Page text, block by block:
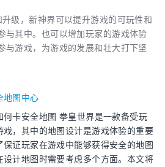
级，新神界可以提升游戏的可玩性和
与其中。也可以增加玩家的游戏体验
与游戏，为游戏的发展和壮大打下坚
地图中心
何卡安全地图 拳皇世界是一款备受玩
戏，其中的地图设计是游戏体验的重要
保证玩家在游戏中能够获得安全的地图
设计地图时需要考虑多个方面。本文将